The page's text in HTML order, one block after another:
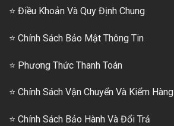
⭐ Điều Khoản Và Quy Định Chung
⭐ Chính Sách Bảo Mật Thông Tin
⭐ Phương Thức Thanh Toán
⭐ Chính Sách Vận Chuyển Và Kiểm Hàng
⭐ Chính Sách Bảo Hành Và Đổi Trả